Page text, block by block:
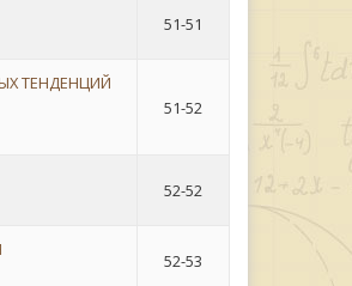
51-51
ТЕНДЕНЦИЙ
51-52
52-52
52-53